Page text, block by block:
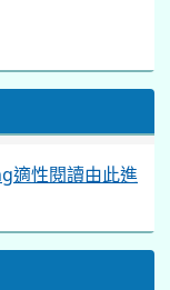
適性閱讀由此進